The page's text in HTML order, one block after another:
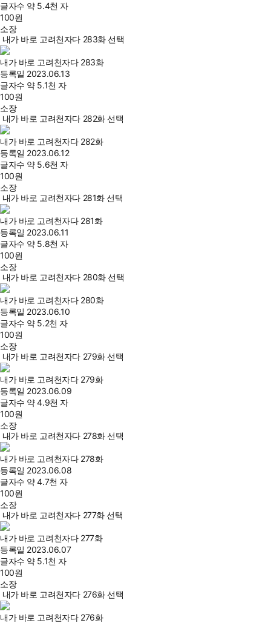
글자수 약 5.4천 자
100원
소장
내가 바로 고려천자다 283화 선택
내가 바로 고려천자다 283화
등록일 2023.06.13
글자수 약 5.1천 자
100원
소장
내가 바로 고려천자다 282화 선택
내가 바로 고려천자다 282화
등록일 2023.06.12
글자수 약 5.6천 자
100원
소장
내가 바로 고려천자다 281화 선택
내가 바로 고려천자다 281화
등록일 2023.06.11
글자수 약 5.8천 자
100원
소장
내가 바로 고려천자다 280화 선택
내가 바로 고려천자다 280화
등록일 2023.06.10
글자수 약 5.2천 자
100원
소장
내가 바로 고려천자다 279화 선택
내가 바로 고려천자다 279화
등록일 2023.06.09
글자수 약 4.9천 자
100원
소장
내가 바로 고려천자다 278화 선택
내가 바로 고려천자다 278화
등록일 2023.06.08
글자수 약 4.7천 자
100원
소장
내가 바로 고려천자다 277화 선택
내가 바로 고려천자다 277화
등록일 2023.06.07
글자수 약 5.1천 자
100원
소장
내가 바로 고려천자다 276화 선택
내가 바로 고려천자다 276화